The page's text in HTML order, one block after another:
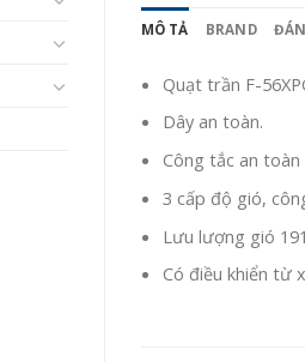
MÔ TẢ BRAND
Quạt trần F-
Dây an toàn.
Công tắc an
3 cấp độ gió,
Lưu lượng gió
Có điều khiển từ